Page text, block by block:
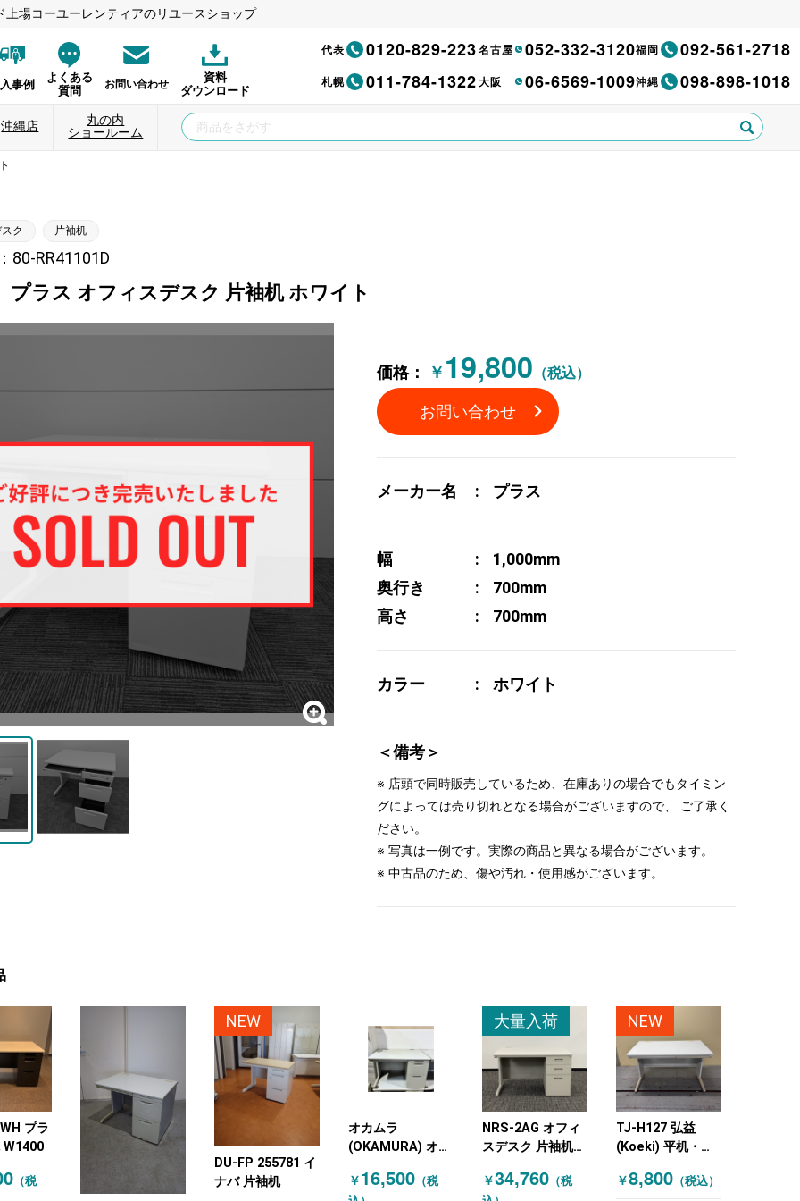
場コーユーレンティアのリユースショップ
事例
よくある
質問
お問い合わせ
資料
ダウンロード
代表 0120-829-223名古屋 052-332-3120福岡 092-561-2718
札幌 011-784-1322大阪 06-6569-1009沖縄 098-898-1018
沖縄店
丸の内
ショールーム
ク 片袖机
80-RR41101D
プラス オフィスデスク 片袖机 ホワイト
価格： ￥ 19,800 （税込）
お問い合わせ
メーカー名 プラス
幅
1,000mm
奥行き
700mm
高さ
700mm
カラー ホワイト
＜備考＞
※ 店頭で同時販売しているため、在庫ありの場合でもタイミン
グによっては売り切れとなる場合がございますので、 ご了承く
ださい。
※ 写真は一例です。実際の商品と異なる場合がございます。
※ 中古品のため、傷や汚れ・使用感がございます。
プラ
W1400
（税
NEW
DU-FP 255781 イ
ナバ 片袖机
オカムラ
(OKAMURA) オフ
ニューグレー
￥16,500（税
大量入荷
NRS-2AG オフィ
スデスク 片袖机
￥34,760（税
NEW
TJ-H127 弘益
(Koeki) 平机・平
￥8,800（税込）